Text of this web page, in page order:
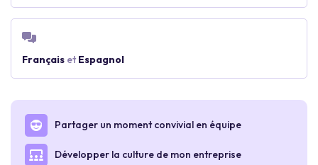
Français etEspagnol
Partager un moment convivial en équipe
Développer la culture de mon entreprise